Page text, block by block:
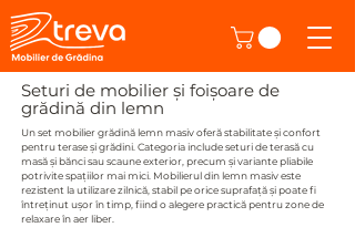
Seturi de mobilier și foișoare de
grădină din lemn
Un set mobilier grădină lemn masiv oferă stabilitate și confort
pentru terase și grădini. Categoria include seturi de terasă cu
masă și bănci sau scaune exterior, precum și variante pliabile
potrivite spațiilor mai mici. Mobilierul din lemn masiv este
rezistent la utilizare zilnică, stabil pe orice suprafață și poate fi
întreținut ușor în timp, fiind o alegere practică pentru zone de
relaxare în aer liber.